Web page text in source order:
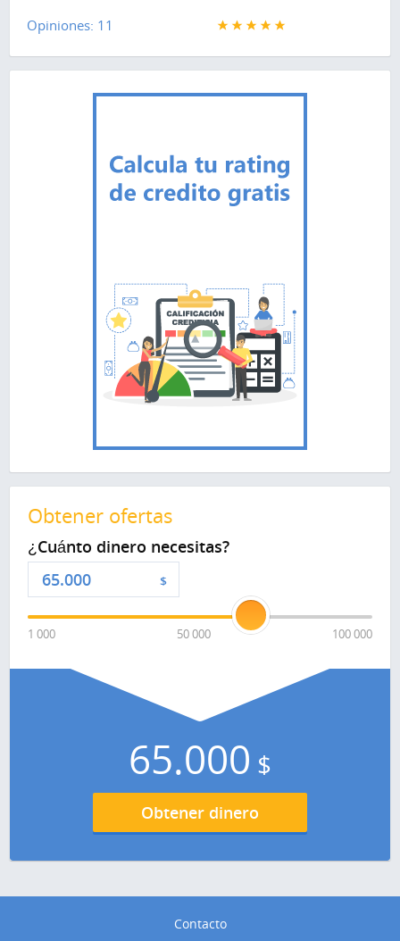
Opiniones: 11
Obtener ofertas
¿Cuánto dinero necesitas?
$
1 000 50 000 100 000
65.000 $
Obtener dinero
Contacto